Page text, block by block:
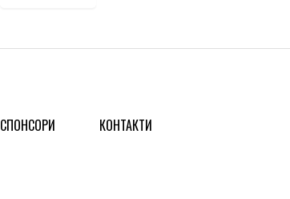
СПОНСОРИ КОНТАКТИ